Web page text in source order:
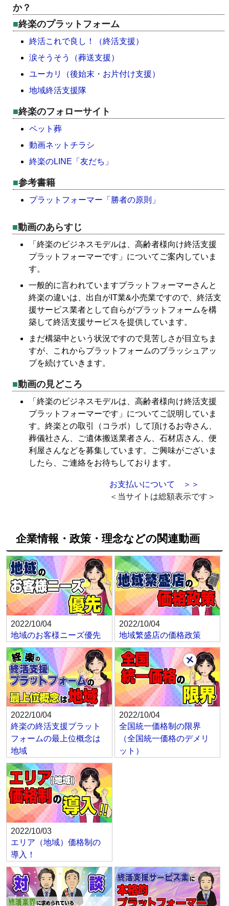
か？
終楽のプラットフォーム
終活これで良し！（終活支援）
涙そうそう（葬送支援）
ユーカリ（後始末・お片付け支援）
地域終活支援隊
終楽のフォローサイト
ペット葬
動画ネットチラシ
終楽のLINE「友だち」
参考書籍
プラットフォーマー「勝者の原則」
動画のあらすじ
「終楽のビジネスモデルは、高齢者様向け終活支援
プラットフォーマーです」についてご案内していま
す。
一般的に言われていますプラットフォーマーさんと
終楽の違いは、出自がIT業&小売業ですので、終活支
援サービス業者として自らがプラットフォームを構
築して終活支援サービスを提供しています。
まだ構築中という状況ですので見苦しさが目立ちま
すが、これからプラットフォームのブラッシュアッ
プを続けていきます。
動画の見どころ
「終楽のビジネスモデルは、高齢者様向け終活支援
プラットフォーマーです」についてご説明していま
す。終楽との取引（コラボ）して頂けるお寺さん、
葬儀社さん、ご遺体搬送業者さん、石材店さん、便
利屋さんなどを募集しています。ご興味がございま
したら、ご連絡をお待ちしております。
お支払いについて ＞＞
＜当サイトは総額表示です＞
企業情報・政策・理念などの関連動画
2022/10/04
地域のお客様ニーズ優先
2022/10/04
地域繁盛店の価格政策
2022/10/04
終楽の終活支援プラット
フォームの最上位概念は
地域
2022/10/04
全国統一価格制の限界
（全国統一価格のデメリ
ット）
2022/10/03
エリア（地域）価格制の
導入！